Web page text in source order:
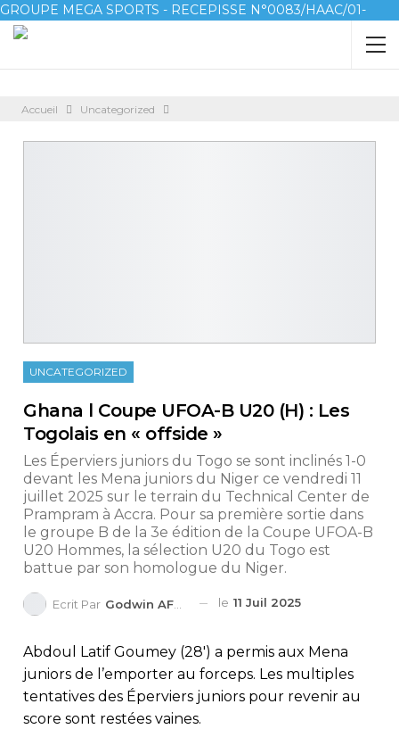
GROUPE MEGA SPORTS - RECEPISSE N°0083/HAAC/01-
2023/pl/P
Accueil Uncategorized
UNCATEGORIZED
Ghana l Coupe UFOA-B U20 (H) : Les
Togolais en « offside »
Les Éperviers juniors du Togo se sont inclinés 1-0
devant les Mena juniors du Niger ce vendredi 11
juillet 2025 sur le terrain du Technical Center de
Prampram à Accra. Pour sa première sortie dans
le groupe B de la 3e édition de la Coupe UFOA-B
U20 Hommes, la sélection U20 du Togo est
battue par son homologue du Niger.
Ecrit Par Godwin AFEDO le 11 Juil 2025
Abdoul Latif Goumey (28′) a permis aux Mena
juniors de l’emporter au forceps. Les multiples
tentatives des Éperviers juniors pour revenir au
score sont restées vaines.